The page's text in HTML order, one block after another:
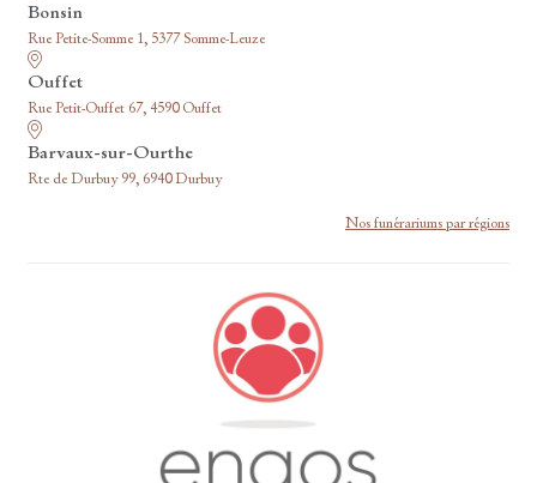
Bonsin
Rue Petite-Somme 1, 5377 Somme-Leuze
Ouffet
Rue Petit-Ouffet 67, 4590 Ouffet
Barvaux-sur-Ourthe
Rte de Durbuy 99, 6940 Durbuy
Nos funérariums par régions